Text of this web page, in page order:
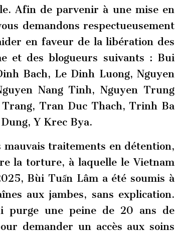
Afin de parvenir à une mise en
demandons respectueusement
en faveur de la libération des
et des blogueurs suivants : Bui
Bach, Le Dinh Luong, Nguyen
Nang Tinh, Nguyen Trung
Trang, Tran Duc Thach, Trinh Ba
Y Krec Bya.
mauvais traitements en détention,
la torture, à laquelle le Vietnam
Bùi Tuấn Lâm a été soumis à
aux jambes, sans explication.
purge une peine de 20 ans de
demander un accès aux soins